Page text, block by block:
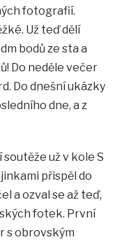
fotografií.
Už teď dělí
bodů ze sta a
Do neděle večer
Do dnešní ukázky
dne, a z
už v kole S
přispěl do
a ozval se až teď,
fotek. První
s obrovským